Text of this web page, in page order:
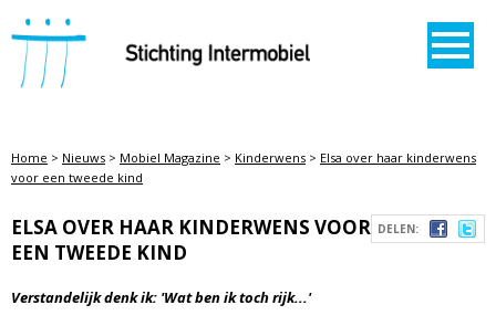
STICHTING INTERMOBIEL
Home > Nieuws > Mobiel Magazine > Kinderwens > Elsa over haar kinderwens
voor een tweede kind
DELEN:
ELSA OVER HAAR KINDERWENS VOOR
EEN TWEEDE KIND
Verstandelijk denk ik: 'Wat ben ik toch rijk...'